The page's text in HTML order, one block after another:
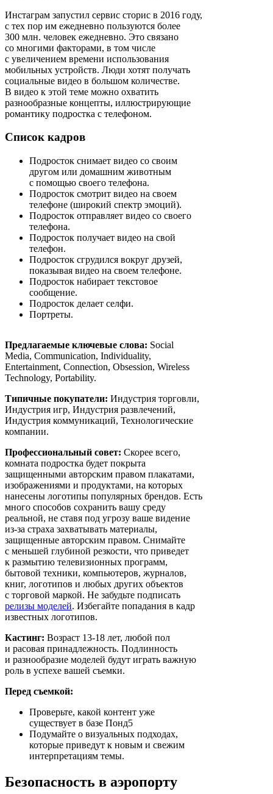
Инстаграм запустил сервис сторис в 2016 году,
с тех пор им ежедневно пользуются более
300 млн. человек ежедневно. Это связано
со многими факторами, в том числе
с увеличением времени использования
мобильных устройств. Люди хотят получать
социальные видео в большом количестве.
В видео к этой теме можно охватить
разнообразные концепты, иллюстрирующие
романтику подростка с телефоном.
Список кадров
Подросток снимает видео со своим
другом или домашним животным
с помощью своего телефона.
Подросток смотрит видео на своем
телефоне (широкий спектр эмоций).
Подросток отправляет видео со своего
телефона.
Подросток получает видео на свой
телефон.
Подросток сгрудился вокруг друзей,
показывая видео на своем телефоне.
Подросток набирает текстовое
сообщение.
Подросток делает селфи.
Портреты.
Предлагаемые ключевые слова: Social
Media, Communication, Individuality,
Entertainment, Connection, Obsession, Wireless
Technology, Portability.
Типичные покупатели: Индустрия торговли,
Индустрия игр, Индустрия развлечений,
Индустрия коммуникаций, Технологические
компании.
Профессиональный совет: Скорее всего,
комната подростка будет покрыта
защищенными авторским правом плакатами,
изображениями и продуктами, на которых
нанесены логотипы популярных брендов. Есть
много способов сохранить вашу среду
реальной, не ставя под угрозу ваше видение
из-за страха захватывать материалы,
защищенные авторским правом. Снимайте
с меньшей глубиной резкости, что приведет
к размытию телевизионных программ,
бытовой техники, компьютеров, журналов,
книг, логотипов и любых других объектов
с торговой маркой. Не забудьте подписать
релизы моделей. Избегайте попадания в кадр
известных логотипов.
Кастинг: Возраст 13-18 лет, любой пол
и расовая принадлежность. Подлинность
и разнообразие моделей будут играть важную
роль в успехе вашей съемки.
Перед съемкой:
Проверьте, какой контент уже
существует в базе Понд5
Подумайте о визуальных подходах,
которые приведут к новым и свежим
интерпретациям темы.
Безопасность в аэропорту